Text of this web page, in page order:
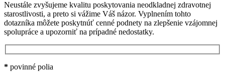
Neustále zvyšujeme kvalitu poskytovania neodkladnej zdravotnej
starostlivosti, a preto si vážime Váš názor. Vyplnením tohto
dotazníka môžete poskytnúť cenné podnety na zlepšenie vzájomnej
spolupráce a upozorniť na prípadné nedostatky.
* povinné polia